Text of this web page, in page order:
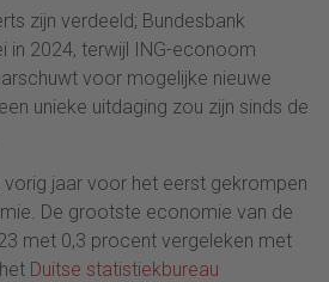
zijn verdeeld; Bundesbank
in 2024, terwijl ING-econoom
voor mogelijke nieuwe
unieke uitdaging zou zijn sinds de
jaar voor het eerst gekrompen
De grootste economie van de
met 0,3 procent vergeleken met
Duitse statistiekbureau